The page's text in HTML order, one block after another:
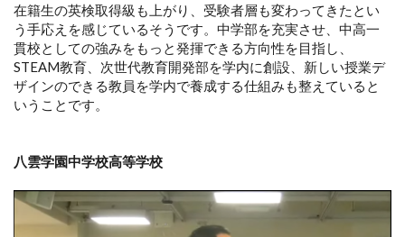
在籍生の英検取得級も上がり、受験者層も変わってきたとい
う手応えを感じているそうです。中学部を充実させ、中高一
貫校としての強みをもっと発揮できる方向性を目指し、
STEAM教育、次世代教育開発部を学内に創設、新しい授業デ
ザインのできる教員を学内で養成する仕組みも整えていると
いうことです。
八雲学園中学校高等学校